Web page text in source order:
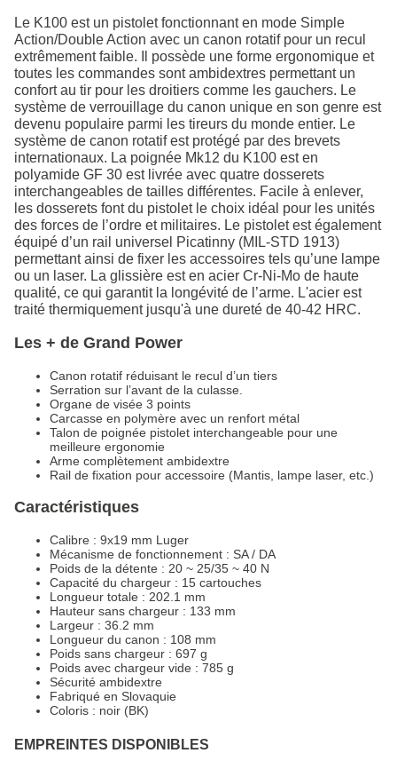
Le K100 est un pistolet fonctionnant en mode Simple
Action/Double Action avec un canon rotatif pour un recul
extrêmement faible. Il possède une forme ergonomique et
toutes les commandes sont ambidextres permettant un
confort au tir pour les droitiers comme les gauchers. Le
système de verrouillage du canon unique en son genre est
devenu populaire parmi les tireurs du monde entier. Le
système de canon rotatif est protégé par des brevets
internationaux. La poignée Mk12 du K100 est en
polyamide GF 30 est livrée avec quatre dosserets
interchangeables de tailles différentes. Facile à enlever,
les dosserets font du pistolet le choix idéal pour les unités
des forces de l’ordre et militaires. Le pistolet est également
équipé d’un rail universel Picatinny (MIL-STD 1913)
permettant ainsi de fixer les accessoires tels qu’une lampe
ou un laser. La glissière est en acier Cr-Ni-Mo de haute
qualité, ce qui garantit la longévité de l’arme. L'acier est
traité thermiquement jusqu'à une dureté de 40-42 HRC.
Les + de Grand Power
Canon rotatif réduisant le recul d’un tiers
Serration sur l’avant de la culasse.
Organe de visée 3 points
Carcasse en polymère avec un renfort métal
Talon de poignée pistolet interchangeable pour une
meilleure ergonomie
Arme complètement ambidextre
Rail de fixation pour accessoire (Mantis, lampe laser, etc.)
Caractéristiques
Calibre : 9x19 mm Luger
Mécanisme de fonctionnement : SA / DA
Poids de la détente : 20 ~ 25/35 ~ 40 N
Capacité du chargeur : 15 cartouches
Longueur totale : 202.1 mm
Hauteur sans chargeur : 133 mm
Largeur : 36.2 mm
Longueur du canon : 108 mm
Poids sans chargeur : 697 g
Poids avec chargeur vide : 785 g
Sécurité ambidextre
Fabriqué en Slovaquie
Coloris : noir (BK)
EMPREINTES DISPONIBLES